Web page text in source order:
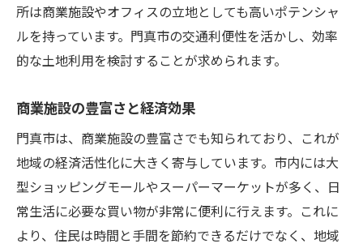
所は商業施設やオフィスの立地としても高いポテンシャ
ルを持っています。門真市の交通利便性を活かし、効率
的な土地利用を検討することが求められます。
商業施設の豊富さと経済効果
門真市は、商業施設の豊富さでも知られており、これが
地域の経済活性化に大きく寄与しています。市内には大
型ショッピングモールやスーパーマーケットが多く、日
常生活に必要な買い物が非常に便利に行えます。これに
より、住民は時間と手間を節約できるだけでなく、地域